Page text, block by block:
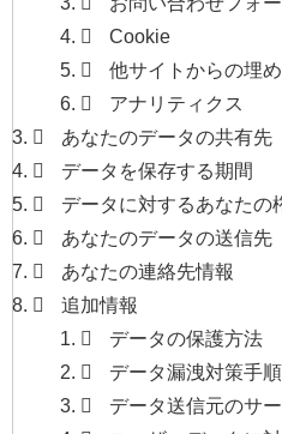
Cookie
他サイトからの埋
アナリティクス
あなたのデータの共有先
データを保存する期間
データに対するあなたの
あなたのデータの送信先
あなたの連絡先情報
追加情報
データの保護方法
データ漏洩対策手順
データ送信元のサ